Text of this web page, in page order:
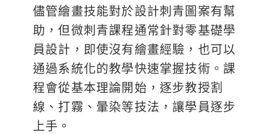
儘管繪畫技能對於設計刺青圖案有幫
助，但微刺青課程通常針對零基礎學
員設計，即使沒有繪畫經驗，也可以
通過系統化的教學快速掌握技術。課
程會從基本理論開始，逐步教授割
線、打霧、暈染等技法，讓學員逐步
上手。